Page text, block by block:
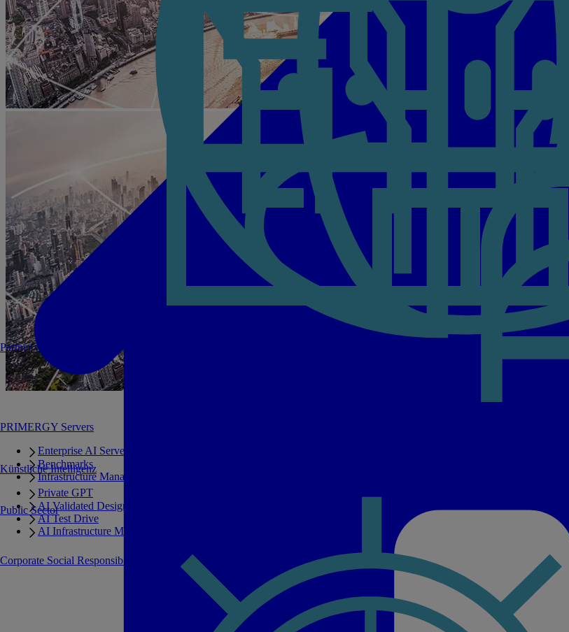
PRIMERGY Servers
Enterprise AI Server Portfolio
Benchmarks
Infrastructure Manager
Künstliche Intelligenz
Private GPT
AI Validated Designs
AI Test Drive
AI Infrastructure Manager
Public Sector
Partner werden
Corporate Social Responsibility